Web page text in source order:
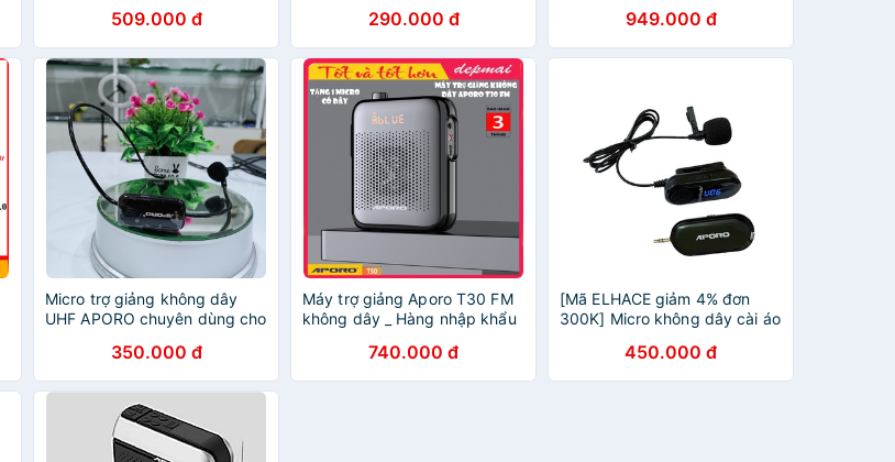
Bluetooth509.000 đ 290.000 đ
giảng có bluetooth mẫu mới
nhất
949.000 đ
Micro trợ giảng không dây
UHF APORO chuyên dùng cho
T9,T20,T21,T30 sóng UHF....
350.000 đ
Máy trợ giảng Aporo T30 FM
không dây _ Hàng nhập khẩu
740.000 đ
[Mã ELHACE giảm 4% đơn
300K] Micro không dây cài áo
cho loa trợ giảng, Amaly, loa
kéo.
450.000 đ